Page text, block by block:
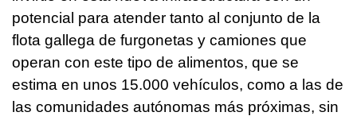
potencial para atender tanto al conjunto de la
flota gallega de furgonetas y camiones que
operan con este tipo de alimentos, que se
estima en unos 15.000 vehículos, como a las de
las comunidades autónomas más próximas, sin